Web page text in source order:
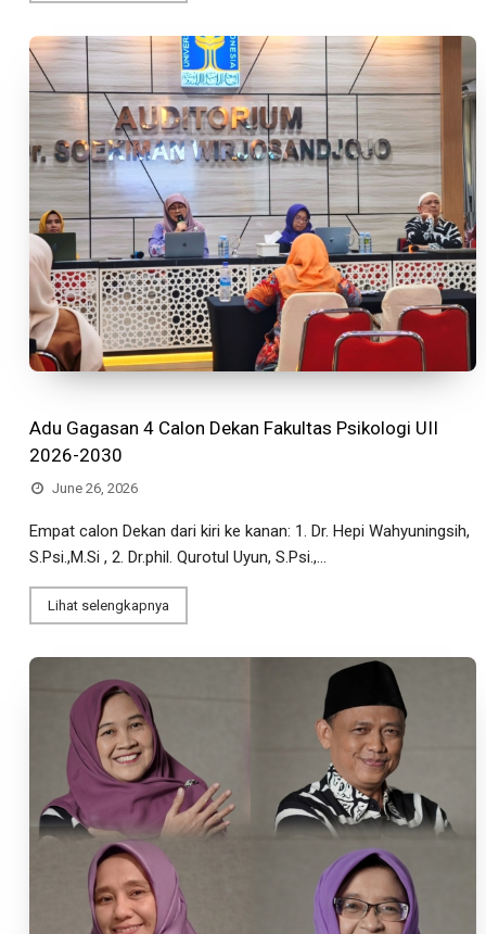
Adu Gagasan 4 Calon Dekan Fakultas Psikologi UII
2026-2030
June 26, 2026
Empat calon Dekan dari kiri ke kanan: 1. Dr. Hepi Wahyuningsih,
S.Psi.,M.Si , 2. Dr.phil. Qurotul Uyun, S.Psi.,...
Lihat selengkapnya